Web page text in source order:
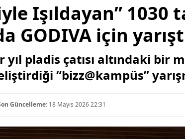
Işıldayan” 1030
GODIVA için
yıl pladis çatısı altındaki bir
“bizz@kampüs”
Güncelleme: 18 Mayıs 2026 22:31